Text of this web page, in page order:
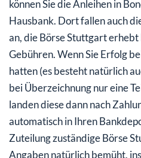
können Sie die Anleihen in
Hausbank. Dort fallen auch
an, die Börse Stuttgart erhebt
Gebühren. Wenn Sie Erfolg
hatten (es besteht natürlich
bei Überzeichnung nur eine
landen diese dann nach
automatisch in Ihren
Zuteilung zuständige Börse
Angaben natürlich bemüht,